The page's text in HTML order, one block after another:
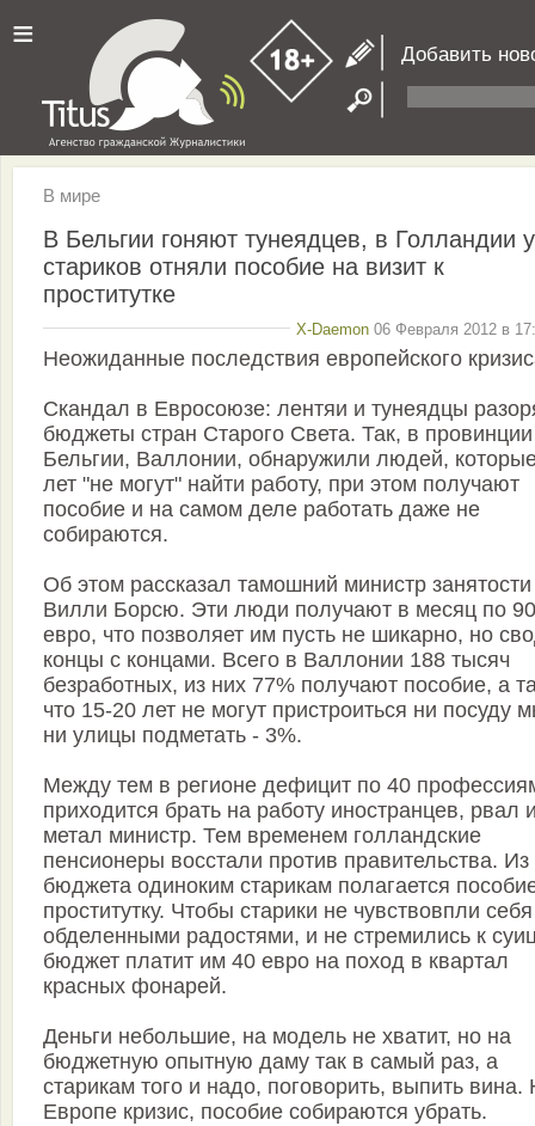
≡ Добавить
В мире
В Бельгии гоняют тунеядцев, в Голландии у
стариков отняли пособие на визит к
проститутке
X-Daemon 06 Февраля 2012 в
Неожиданные последствия европейского
Скандал в Евросоюзе: лентяи и тунеядцы
бюджеты стран Старого Света. Так, в провинции
Бельгии, Валлонии, обнаружили людей,
лет "не могут" найти работу, при этом получают
пособие и на самом деле работать даже не
собираются.
Об этом рассказал тамошний министр занятости
Вилли Борсю. Эти люди получают в месяц по
евро, что позволяет им пусть не шикарно, но
концы с концами. Всего в Валлонии 188 тысяч
безработных, из них 77% получают пособие, а
что 15-20 лет не могут пристроиться ни посуду
ни улицы подметать - 3%.
Между тем в регионе дефицит по 40
приходится брать на работу иностранцев, рвал
метал министр. Тем временем голландские
пенсионеры восстали против правительства. Из
бюджета одиноким старикам полагается
проститутку. Чтобы старики не чувствовпли себя
обделенными радостями, и не стремились к
бюджет платит им 40 евро на поход в квартал
красных фонарей.
Деньги небольшие, на модель не хватит, но на
бюджетную опытную даму так в самый раз, а
старикам того и надо, поговорить, выпить вина.
Европе кризис, пособие собираются убрать.